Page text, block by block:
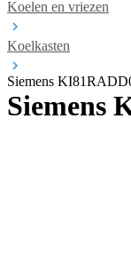
Koelen en vriezen
Koelkasten
Siemens
Siemens